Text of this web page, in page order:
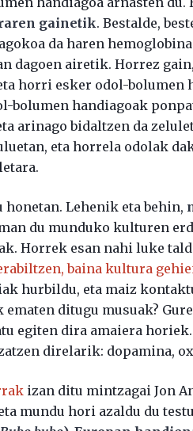
gainetik. Bestalde,
da haren
dagoen airetik. Horrez
horri esker odol-bolumen
bolumen handiagoak
arinago bidaltzen da
eta horrela odolak
Lehenik eta behin,
du munduko kulturen
Horrek esan nahi luke
baina kultura
hurbildu, eta maiz
ematen ditugu musuak?
egiten dira amaiera
direlarik: dopamina,
izan ditu mintzagai Jon
mundu hori azaldu du